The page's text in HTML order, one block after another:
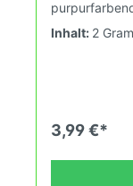
Kornrade
schneidet die
Inhalt: 2
3,99 €*